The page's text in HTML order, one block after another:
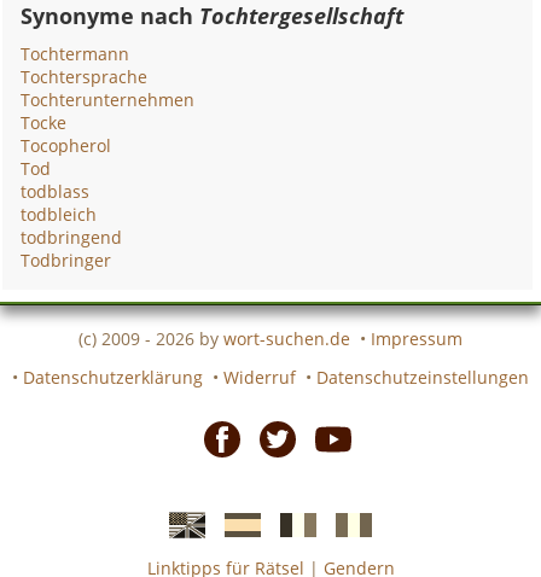
Synonyme nach Tochtergesellschaft
Tochtermann
Tochtersprache
Tochterunternehmen
Tocke
Tocopherol
Tod
todblass
todbleich
todbringend
Todbringer
(c) 2009 - 2026 by wort-suchen.de • Impressum
• Datenschutzerklärung • Widerruf • Datenschutzeinstellungen
Linktipps für Rätsel | Gendern